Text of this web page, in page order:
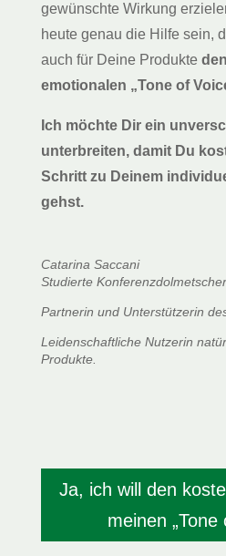
gewünschte Wirkung
heute genau die Hilfe sein,
auch für Deine Produkte
emotionalen „Tone of
Ich möchte Dir ein
unterbreiten, damit Du
Schritt zu Deinem
gehst.
Catarina Saccani
Studierte
Partnerin und Unterstützerin
Leidenschaftliche Nutzerin
Produkte.
Ja, ich will den
meinen „Tone